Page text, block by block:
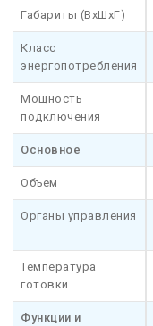
Габариты (ВхШхГ)
Класс
энергопотребления
Мощность
подключения
Основное
Объем
Органы управления
Температура
готовки
Функции и